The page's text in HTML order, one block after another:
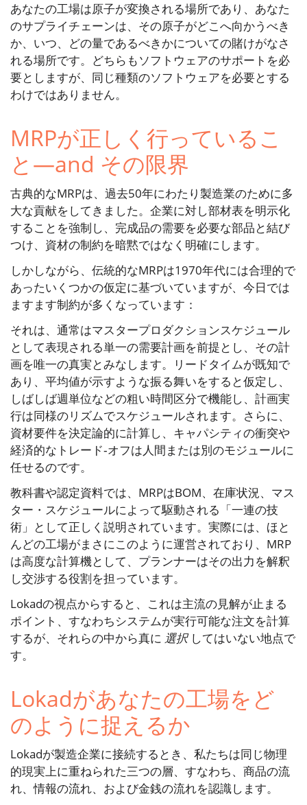
あなたの工場は原子が変換される場所であり、あなた
のサプライチェーンは、その原子がどこへ向かうべき
か、いつ、どの量であるべきかについての賭けがなさ
れる場所です。どちらもソフトウェアのサポートを必
要としますが、同じ種類のソフトウェアを必要とする
わけではありません。
MRPが正しく行っているこ
と—and その限界
古典的なMRPは、過去50年にわたり製造業のために多
大な貢献をしてきました。企業に対し部材表を明示化
することを強制し、完成品の需要を必要な部品と結び
つけ、資材の制約を暗黙ではなく明確にします。
しかしながら、伝統的なMRPは1970年代には合理的で
あったいくつかの仮定に基づいていますが、今日では
ますます制約が多くなっています：
それは、通常はマスタープロダクションスケジュール
として表現される単一の需要計画を前提とし、その計
画を唯一の真実とみなします。リードタイムが既知で
あり、平均値が示すような振る舞いをすると仮定し、
しばしば週単位などの粗い時間区分で機能し、計画実
行は同様のリズムでスケジュールされます。さらに、
資材要件を決定論的に計算し、キャパシティの衝突や
経済的なトレード‑オフは人間または別のモジュールに
任せるのです。
教科書や認定資料では、MRPはBOM、在庫状況、マス
ター・スケジュールによって駆動される「一連の技
術」として正しく説明されています。実際には、ほと
んどの工場がまさにこのように運営されており、MRP
は高度な計算機として、プランナーはその出力を解釈
し交渉する役割を担っています。
Lokadの視点からすると、これは主流の見解が止まる
ポイント、すなわちシステムが実行可能な注文を計算
するが、それらの中から真に 選択してはいない地点で
す。
Lokadがあなたの工場をど
のように捉えるか
Lokadが製造企業に接続するとき、私たちは同じ物理
的現実上に重ねられた三つの層、すなわち、商品の流
れ、情報の流れ、および金銭の流れを認識します。